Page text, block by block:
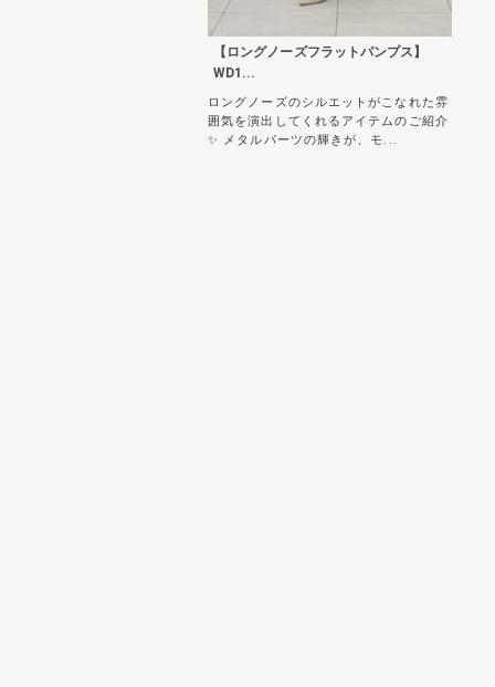
【ロングノーズフラットパンプス】
WD1...
ロングノーズのシルエットがこなれた雰
囲気を演出してくれるアイテムのご紹介
✨ メタルパーツの輝きが、モ...